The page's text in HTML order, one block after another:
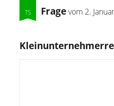
Fragevom 2.